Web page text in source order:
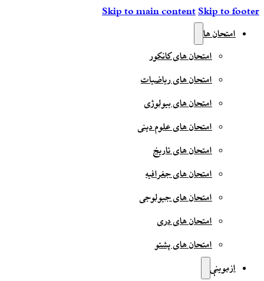
Skip to main contentSkip to
امتحان ها
امتحان های کانکور
امتحان های ریاضیات
امتحان های بیولوژی
امتحان های علوم دینی
امتحان های تاریخ
امتحان های جغرافیه
امتحان های جیولوجی
امتحان های دری
امتحان های پشتو
ازموینې